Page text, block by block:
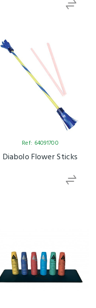
Ref: 64091700
Diabolo Flower Sticks